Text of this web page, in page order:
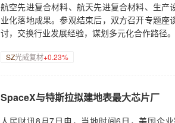
航空先进复合材料、航天先进复合材料、生
业化落地成果。参观结束后，双方召开专题
讨，交换行业发展经验，谋划多元化合作路径。
SZ光威复材+0.23%
SpaceX与特斯拉拟建地表最大芯片厂
人民财讯8月7日电，当地时间6日，美国企